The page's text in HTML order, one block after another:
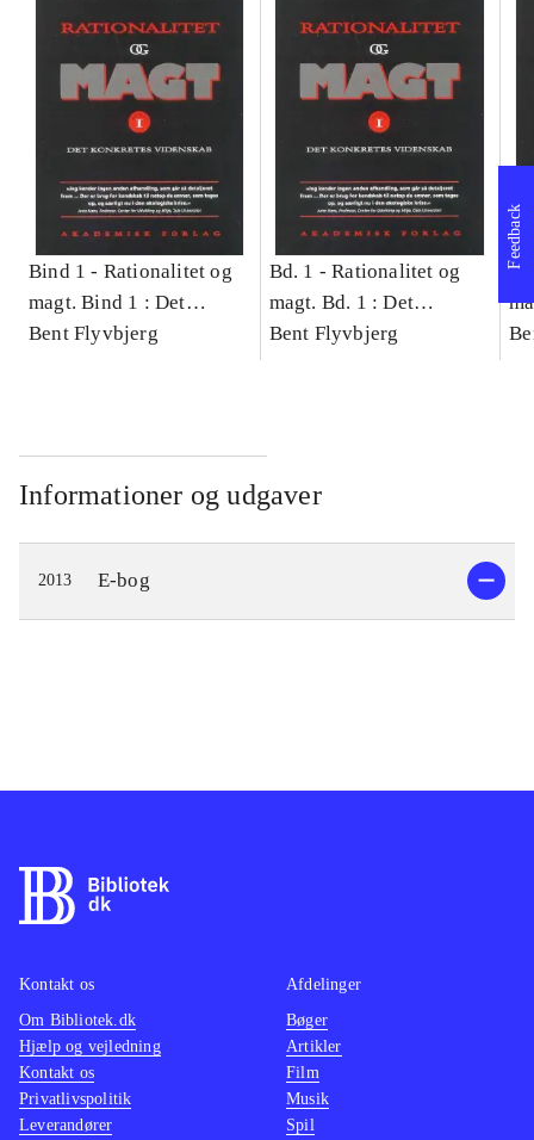
Bind 1 - Rationalitet og
magt. Bind 1 : Det
konkretes videnskab
Bent Flyvbjerg
Bd. 1 -Rationalitet og
magt. Bd. 1 : Det
konkretes videnskab
Bent Flyvbjerg
Informationer og udgaver
2013 E-bog
Feedback
Kontakt os
Om Bibliotek.dk
Hjælp og vejledning
Kontakt os
Privatlivspolitik
Leverandører
Afdelinger
Bøger
Artikler
Film
Musik
Spil